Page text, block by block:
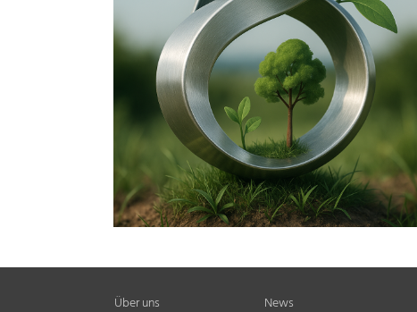
Über uns News